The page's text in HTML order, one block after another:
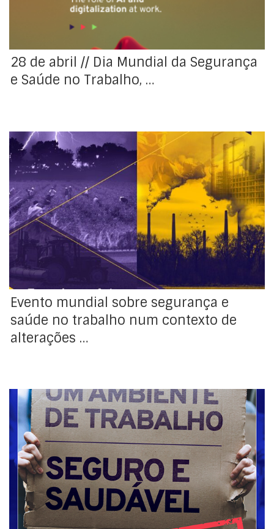
(IA) na segurança […]
28 de abril // Dia Mundial da Segurança
e Saúde no Trabalho, …
No dia 25 de abril de 2024, entre as 12h30 e as 14h00
(horário de Lisboa), realizar-se-á o evento global
organizado pelo Secretariado Internacional do
Trabalho (BIT), no contexto da Jornada Mundial da
Segurança e da Saúde no Trabalho de 2024. Neste
evento será possível assistir ao lançamento do novo
[…]
Evento mundial sobre segurança e
saúde no trabalho num contexto de
alterações …
28 de abril| Dia Mundial da Segurança e Saúde no
Trabalho, 2023